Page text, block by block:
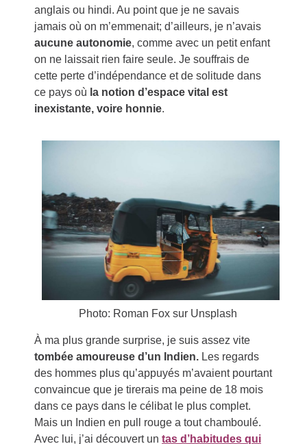
anglais ou hindi. Au point que je ne savais
jamais où on m’emmenait; d’ailleurs, je n’avais
aucune autonomie, comme avec un petit enfant
on ne laissait rien faire seule. Je souffrais de
cette perte d’indépendance et de solitude dans
ce pays où la notion d’espace vital est
inexistante, voire honnie.
Photo: Roman Fox sur Unsplash
À ma plus grande surprise, je suis assez vite
tombée amoureuse d’un Indien. Les regards
des hommes plus qu’appuyés m’avaient pourtant
convaincue que je tirerais ma peine de 18 mois
dans ce pays dans le célibat le plus complet.
Mais un Indien en pull rouge a tout chamboulé.
Avec lui, j’ai découvert untas d’habitudes qui